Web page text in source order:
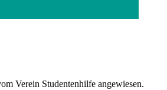
Verein Studentenhilfe angewiesen.